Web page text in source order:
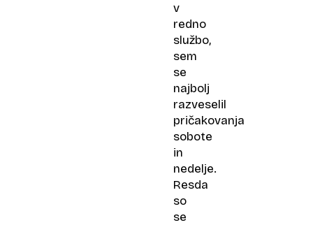
v
redno
službo,
sem
se
najbolj
razveselil
pričakovanja
sobote
in
nedelje.
Resda
so
se